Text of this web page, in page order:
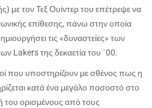
τον Τεξ Ουίντερ του επέτρεψε να
επίθεσης, πάνω στην οποία
τις «δυναστείες» των
Lakersτης δεκαετία του ΄00.
που υποστηρίζουν με σθένος πως η
κατά ένα μεγάλο ποσοστό στο
του ορισμένους από τους